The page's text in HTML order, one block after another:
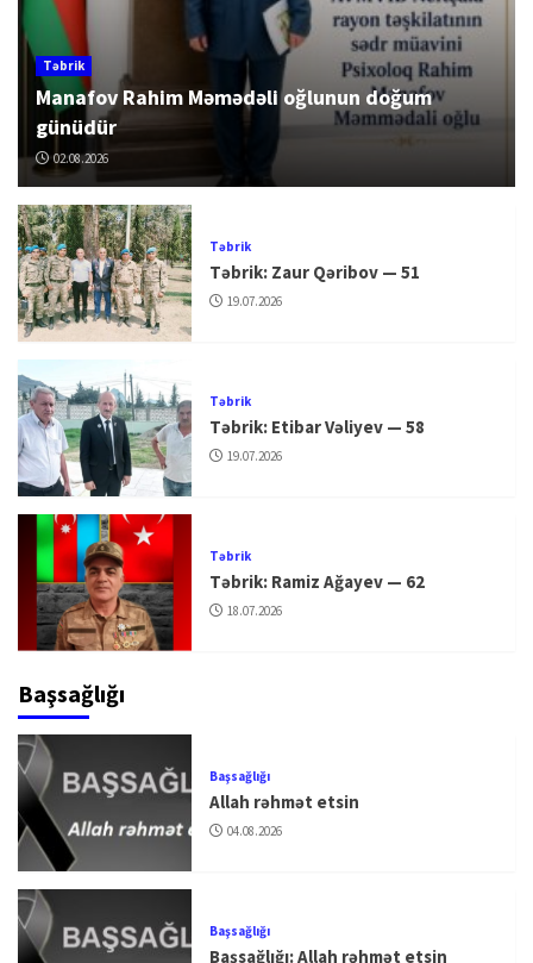
Təbrik
Manafov Rahim Məmədəli oğlunun doğum
günüdür
02.08.2026
Təbrik
Təbrik: Zaur Qəribov — 51
19.07.2026
Təbrik
Təbrik: Etibar Vəliyev — 58
19.07.2026
Təbrik
Təbrik: Ramiz Ağayev — 62
18.07.2026
Başsağlığı
Başsağlığı
Allah rəhmət etsin
04.08.2026
Başsağlığı
Başsağlığı: Allah rəhmət etsin